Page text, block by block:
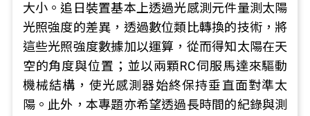
大小。追日裝置基本上透過光感測元件量測太陽
光照強度的差異，透過數位類比轉換的技術，將
這些光照強度數據加以運算，從而得知太陽在天
空的角度與位置；並以兩顆RC伺服馬達來驅動
機械結構，使光感測器始終保持垂直面對準太
陽。此外，本專題亦希望透過長時間的紀錄與測